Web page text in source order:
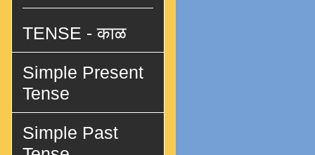
TENSE - काळ
Simple Present
Tense
Simple Past